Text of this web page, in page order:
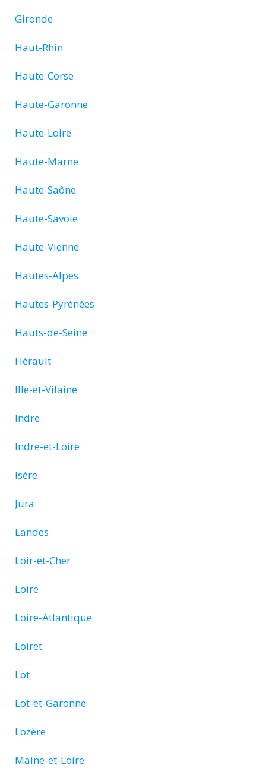
Gironde
Haut-Rhin
Haute-Corse
Haute-Garonne
Haute-Loire
Haute-Marne
Haute-Saône
Haute-Savoie
Haute-Vienne
Hautes-Alpes
Hautes-Pyrénées
Hauts-de-Seine
Hérault
Ille-et-Vilaine
Indre
Indre-et-Loire
Isère
Jura
Landes
Loir-et-Cher
Loire
Loire-Atlantique
Loiret
Lot
Lot-et-Garonne
Lozère
Maine-et-Loire